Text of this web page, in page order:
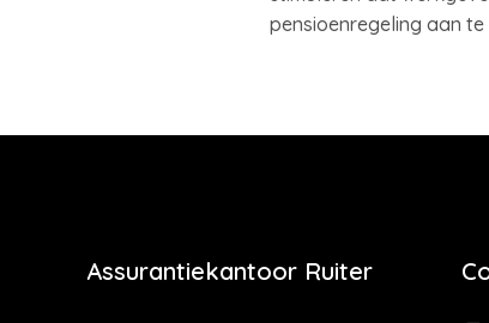
pensioenregeling aan
Assurantiekantoor Ruiter